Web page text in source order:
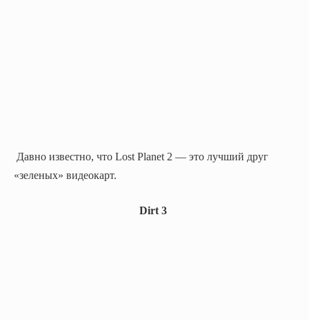
Давно известно, что Lost Planet 2 — это лучший друг
«зеленых» видеокарт.
Dirt 3